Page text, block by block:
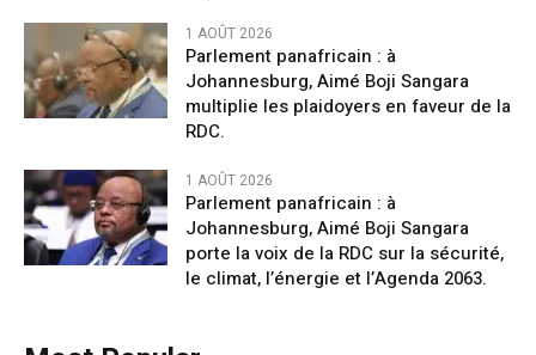
1 AOÛT 2026
Parlement panafricain : à
Johannesburg, Aimé Boji Sangara
multiplie les plaidoyers en faveur de la
RDC.
1 AOÛT 2026
Parlement panafricain : à
Johannesburg, Aimé Boji Sangara
porte la voix de la RDC sur la sécurité,
le climat, l’énergie et l’Agenda 2063.